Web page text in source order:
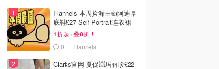
Flannels 本周捡漏王👍阿迪厚
底鞋£27 Self Portrait连衣裙
£63
1折起+叠9折！
0 Flannels
Clarks官网 夏促💥玛丽珍£22